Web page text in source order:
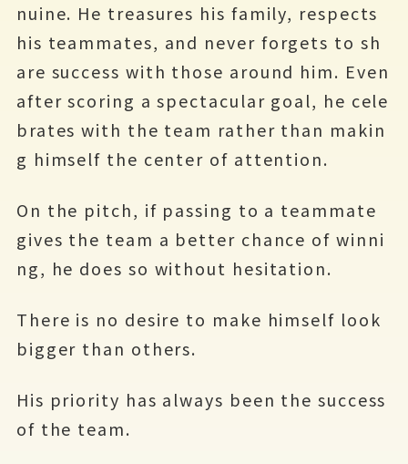
nuine. He treasures his family, respects
his teammates, and never forgets to sh
are success with those around him. Even
after scoring a spectacular goal, he cele
brates with the team rather than makin
g himself the center of attention.
On the pitch, if passing to a teammate
gives the team a better chance of winni
ng, he does so without hesitation.
There is no desire to make himself look
bigger than others.
His priority has always been the success
of the team.